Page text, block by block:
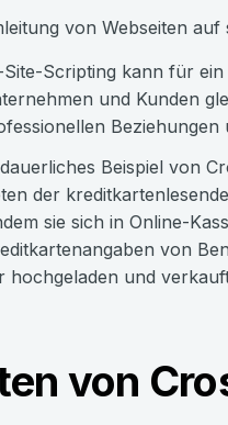
von Webseiten auf
Scripting kann für
und Kunden
Beispiel von
der
sie sich in Online-
von
hochgeladen und
von